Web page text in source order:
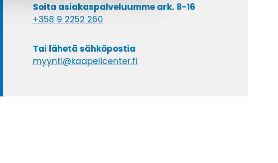
Soita asiakaspalveluumme ark. 8-16
+358 9 2252 260
Tai lähetä sähköpostia
myynti@kaapelicenter.fi